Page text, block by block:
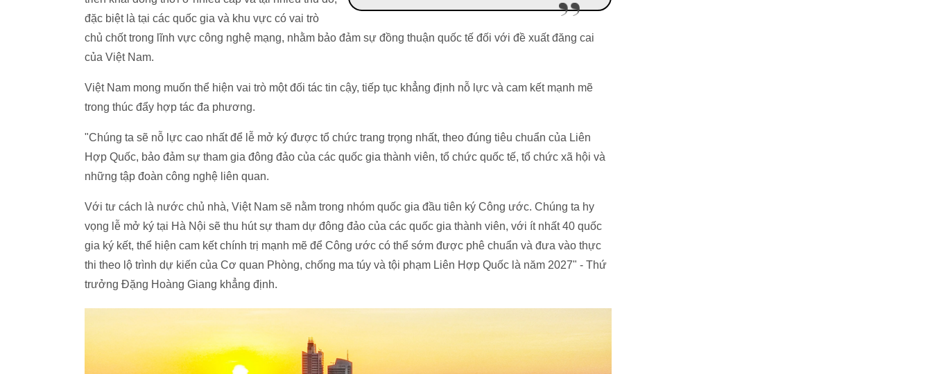
đặc biệt là tại các quốc gia và khu vực có vai trò
chủ chốt trong lĩnh vực công nghệ mạng, nhằm bảo đảm sự đồng thuận quốc tế đối với đề xuất đăng cai
của Việt Nam.
Việt Nam mong muốn thể hiện vai trò một đối tác tin cậy, tiếp tục khẳng định nỗ lực và cam kết mạnh mẽ
trong thúc đẩy hợp tác đa phương.
"Chúng ta sẽ nỗ lực cao nhất để lễ mở ký được tổ chức trang trọng nhất, theo đúng tiêu chuẩn của Liên
Hợp Quốc, bảo đảm sự tham gia đông đảo của các quốc gia thành viên, tổ chức quốc tế, tổ chức xã hội và
những tập đoàn công nghệ liên quan.
Với tư cách là nước chủ nhà, Việt Nam sẽ nằm trong nhóm quốc gia đầu tiên ký Công ước. Chúng ta hy
vọng lễ mở ký tại Hà Nội sẽ thu hút sự tham dự đông đảo của các quốc gia thành viên, với ít nhất 40 quốc
gia ký kết, thể hiện cam kết chính trị mạnh mẽ để Công ước có thể sớm được phê chuẩn và đưa vào thực
thi theo lộ trình dự kiến của Cơ quan Phòng, chống ma túy và tội phạm Liên Hợp Quốc là năm 2027" - Thứ
trưởng Đặng Hoàng Giang khẳng định.